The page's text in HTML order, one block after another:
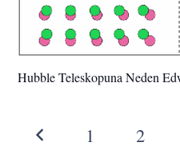
Hubble Teleskopuna Neden
1 2